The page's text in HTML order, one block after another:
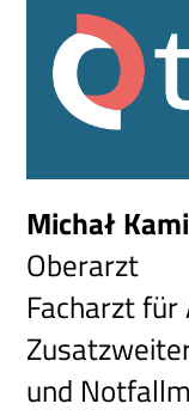
Michał
Oberarzt
Facharzt
und